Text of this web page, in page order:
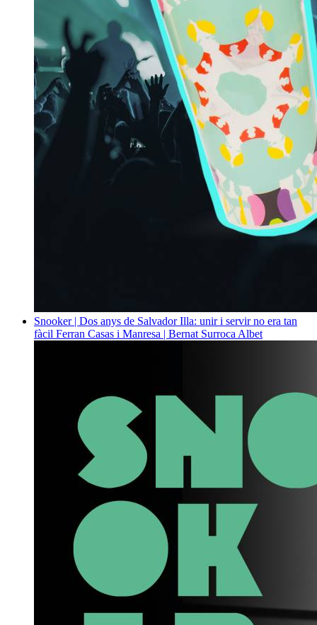
Snooker | Dos anys de Salvador Illa: unir i servir no era tan
fàcil Ferran Casas i Manresa | Bernat Surroca Albet